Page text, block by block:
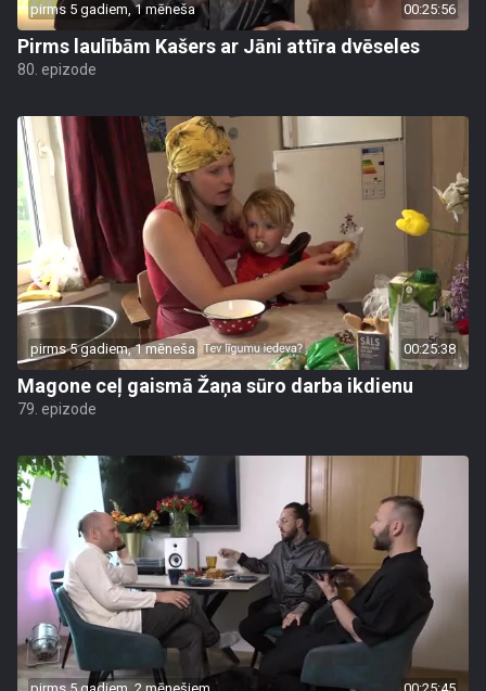
pirms 5 gadiem, 1 mēneša 00:25:56
Pirms laulībām Kašers ar Jāni attīra dvēseles
80. epizode
pirms 5 gadiem, 1 mēneša 00:25:38
Magone ceļ gaismā Žaņa sūro darba ikdienu
79. epizode